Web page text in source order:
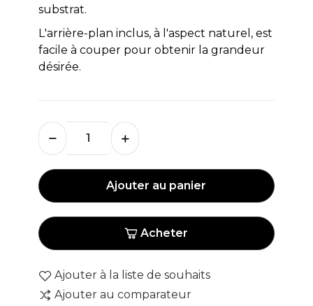
substrat.
L'arrière-plan inclus, à l'aspect naturel, est
facile à couper pour obtenir la grandeur
désirée.
Ajouter au panier
Acheter
Ajouter à la liste de souhaits
Ajouter au comparateur